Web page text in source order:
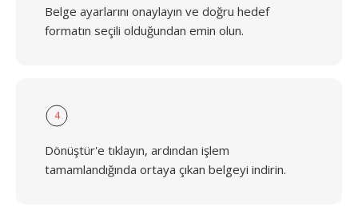
Belge ayarlarını onaylayın ve doğru hedef
formatın seçili olduğundan emin olun.
4
Dönüştür'e tıklayın, ardından işlem
tamamlandığında ortaya çıkan belgeyi indirin.